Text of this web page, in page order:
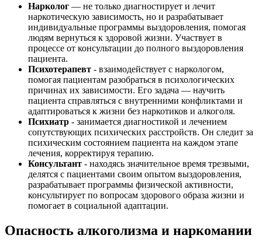
Нарколог — не только диагностирует и лечит
наркотическую зависимость, но и разрабатывает
индивидуальные программы выздоровления, помогая
людям вернуться к здоровой жизни. Участвует в
процессе от консультации до полного выздоровления
пациента.
Психотерапевт - взаимодействует с наркологом,
помогая пациентам разобраться в психологических
причинах их зависимости. Его задача — научить
пациента справляться с внутренними конфликтами и
адаптироваться к жизни без наркотиков и алкоголя.
Психиатр - занимается диагностикой и лечением
сопутствующих психических расстройств. Он следит за
психическим состоянием пациента на каждом этапе
лечения, корректируя терапию.
Консультант - находясь значительное время трезвыми,
делятся с пациентами своим опытом выздоровления,
разрабатывает программы физической активности,
консультирует по вопросам здорового образа жизни и
помогает в социальной адаптации.
Опасность алкоголизма и наркомании